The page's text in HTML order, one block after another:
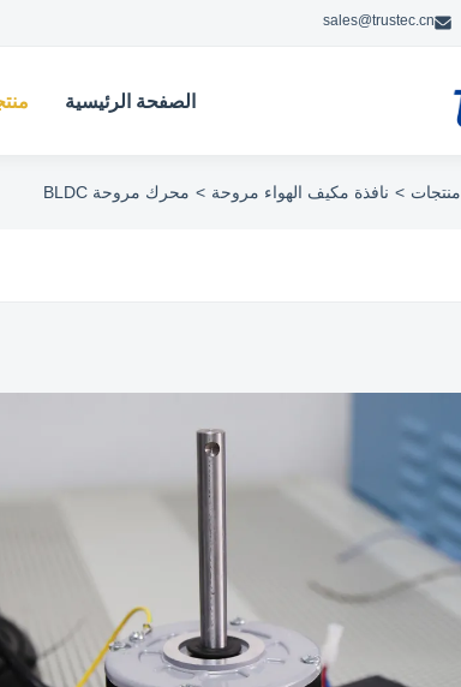
sales@trustec.cn
الصفحة الرئيسية
منتجات > نافذة مكيف الهواء مروحة > محرك مروحة BLDC